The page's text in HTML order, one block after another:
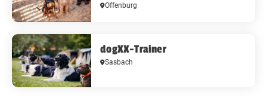
Offenburg
dogXX-Trainer
Sasbach